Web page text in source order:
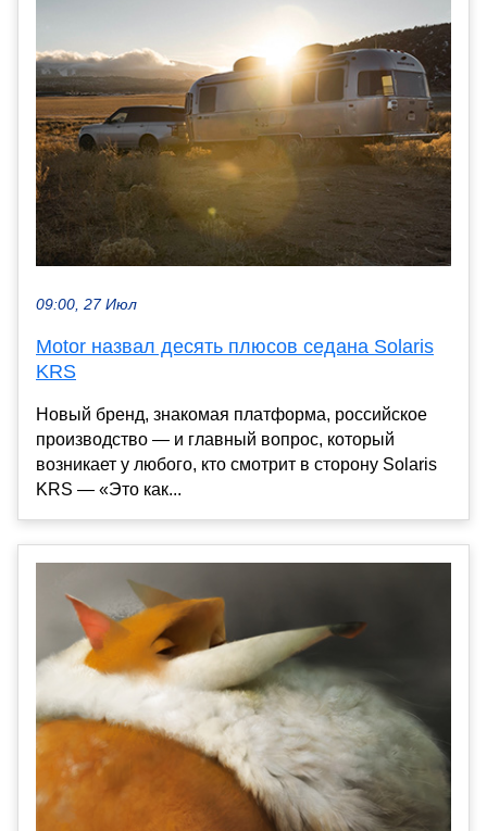
09:00, 27 Июл
Motor назвал десять плюсов седана Solaris
KRS
Новый бренд, знакомая платформа, российское
производство — и главный вопрос, который
возникает у любого, кто смотрит в сторону Solaris
KRS — «Это как...